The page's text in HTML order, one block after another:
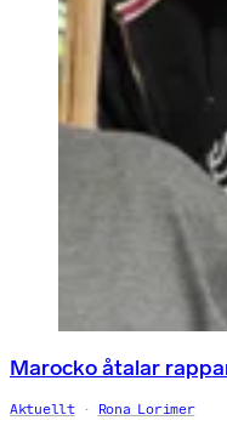
Marocko åtalar
Aktuellt Rona Lorimer